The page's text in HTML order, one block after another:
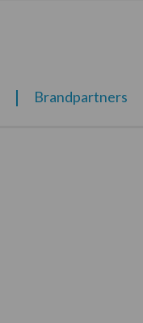
Brandpartners